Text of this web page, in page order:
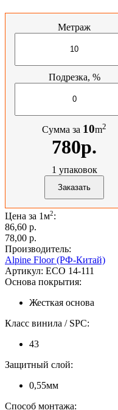
Метраж
Подрезка, %
Сумма за 10m2
780р.
1 упаковок
Цена за 1м2:
86,60 p.
78,00 p.
Производитель:
Alpine Floor (РФ-Китай)
Артикул: ECO 14-111
Основа покрытия:
Жесткая основа
Класс винила / SPC:
43
Защитный слой:
0,55мм
Способ монтажа: